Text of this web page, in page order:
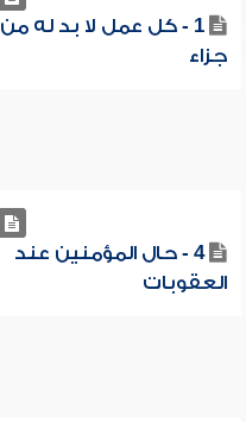
1 - كل عمل لا بد له من
جزاء
4 - حال المؤمنين عند
العقوبات